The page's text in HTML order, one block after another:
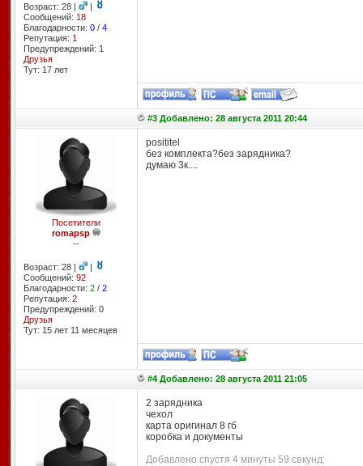
Возраст: 28 |
|
Сообщений: 18
Благодарности: 0/ 4
Репутация: 1
Предупреждений: 1
Друзья
Тут: 17 лет
#3 Добавлено: 28 августа 2011 20:44
Посетители
romapsp
--
Возраст: 28 |
|
Сообщений: 92
Благодарности: 2/ 2
Репутация: 2
Предупреждений: 0
Друзья
Тут: 15 лет 11 месяцев
posititel
без комплекта?без зарядника?
думаю 3к....
#4 Добавлено: 28 августа 2011 21:05
2 зарядника
чехол
карта оригинал 8 гб
коробка и документы
Добавлено спустя 4 минуты 59 секунд: